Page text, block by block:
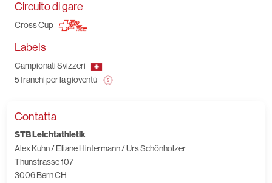
Circuito di gare
Cross Cup
Labels
Campionati Svizzeri
5 franchi per la gioventù
Contatta
STB Leichtathletik
Alex Kuhn / Eliane Hintermann / Urs Schönholzer
Thunstrasse 107
3006 Bern CH